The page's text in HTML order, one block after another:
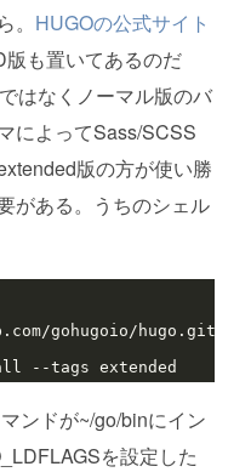
HUGOの公式サイト
版も置いてあるのだ
はなくノーマル版のバ
によってSass/SCSS
版の方が使い勝
がある。うちのシェル
ンドが~/go/binにイン
を設定した